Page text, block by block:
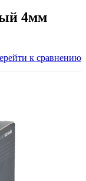
4мм
к сравнению